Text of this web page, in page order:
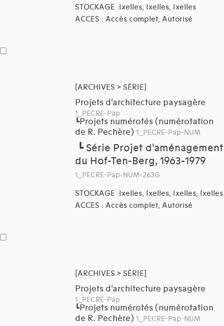
STOCKAGE :Ixelles, Ixelles, Ixelles
ACCES : Accès complet, Autorisé
[ARCHIVES > SÉRIE]
Projets d'architecture paysagère
1_PECRE-Pap
┗Projets numérotés (numérotation
de R. Pechère) 1_PECRE-Pap-NUM
┗ Série Projet d'aménagement
du Hof-Ten-Berg, 1963-1979
1_PECRE-Pap-NUM-263G
STOCKAGE :Ixelles, Ixelles, Ixelles, Ixelles
ACCES : Accès complet, Autorisé
[ARCHIVES > SÉRIE]
Projets d'architecture paysagère
1_PECRE-Pap
┗Projets numérotés (numérotation
de R. Pechère) 1_PECRE-Pap-NUM